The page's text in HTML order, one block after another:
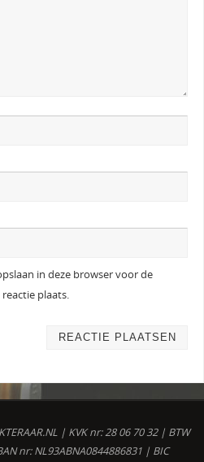
in deze browser voor de
plaats.
| KVK nr: 28 06 70 32 | BTW
nr: NL93ABNA0844886831 | BIC